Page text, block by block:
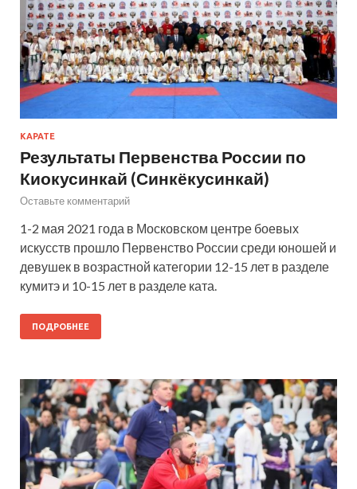
КАРАТЕ
Результаты Первенства России по
Киокусинкай (Синкёкусинкай)
Оставьте комментарий
1-2 мая 2021 года в Московском центре боевых
искусств прошло Первенство России среди юношей и
девушек в возрастной категории 12-15 лет в разделе
кумитэ и 10-15 лет в разделе ката.
ПОДРОБНЕЕ